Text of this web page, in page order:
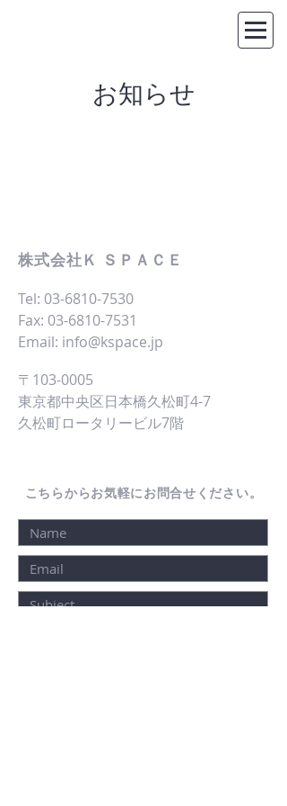
​お知らせ
株式会社Ｋ ＳＰＡＣＥ
Tel: 03-6810-7530
Fax: 03-6810-7531
Email: info@kspace.jp
〒103-0005
東京都中央区日本橋久松町4-7
久松町ロータリービル7階
こちらからお気軽にお問合せください。